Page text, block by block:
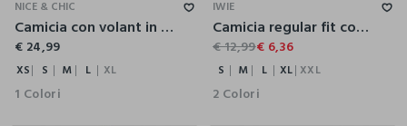
NICE & CHIC
Camicia con volant in chiffon donna
€ 24,99
XS S M L XL
1 Colori
IWIE
Camicia regular fit con colletto alla francese in jersey stretch donna
€ 12,99€ 6,36
S M L XL XXL
2 Colori